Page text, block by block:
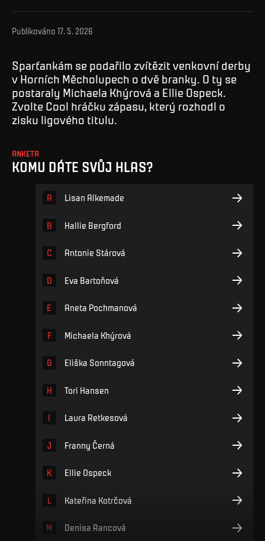
Publikováno 17. 5. 2026
Sparťankám se podařilo zvítězit venkovní derby
v Horních Měcholupech o dvě branky. O ty se
postaraly Michaela Khýrová a Ellie Ospeck.
Zvolte Cool hráčku zápasu, který rozhodl o
zisku ligového titulu.
ANKETA
KOMU DÁTE SVŮJ HLAS?
A Lisan Alkemade
B Hallie Bergford
C Antonie Stárová
D Eva Bartoňová
E Aneta Pochmanová
F Michaela Khýrová
G Eliška Sonntagová
H Tori Hansen
I Laura Retkesová
J Franny Černá
K Ellie Ospeck
L Kateřina Kotrčová
M Denisa Rancová